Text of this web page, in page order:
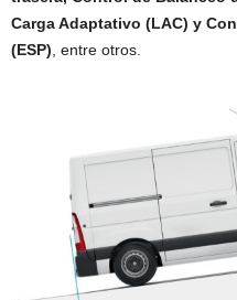
Carga Adaptativo (LAC) y
(ESP) , entre otros.